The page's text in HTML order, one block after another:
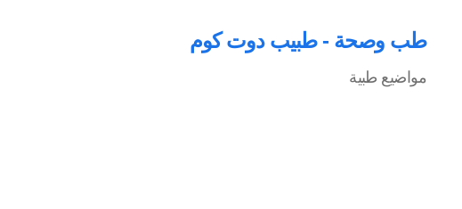
طب وصحة - طبيب دوت كوم
مواضيع طبية